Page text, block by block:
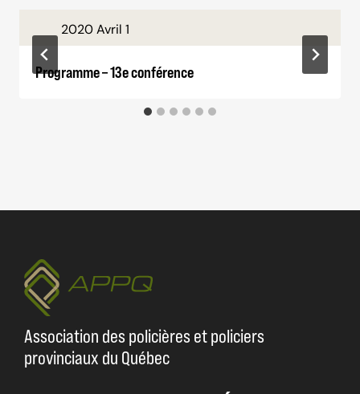
2020 Avril 1
Programme – 13e conférence
Association des policières et policiers
provinciaux du Québec